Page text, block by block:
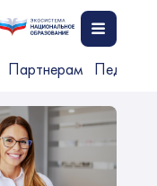
Партнерам